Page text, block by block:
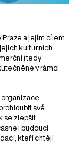
a jejím cílem
kulturních
(tedy
v rámci
organizace
své
se zlepšit.
i budoucí
kteří chtějí